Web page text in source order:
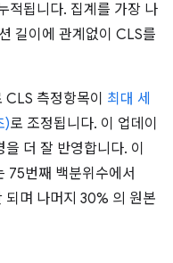
적됩니다. 집계를 가장 나
길이에 관계없이 CLS를
측정항목이 최대 세
)로 조정됩니다. 이 업데이
더 잘 반영합니다. 이
75번째 백분위수에서
되며 나머지 30% 의 원본